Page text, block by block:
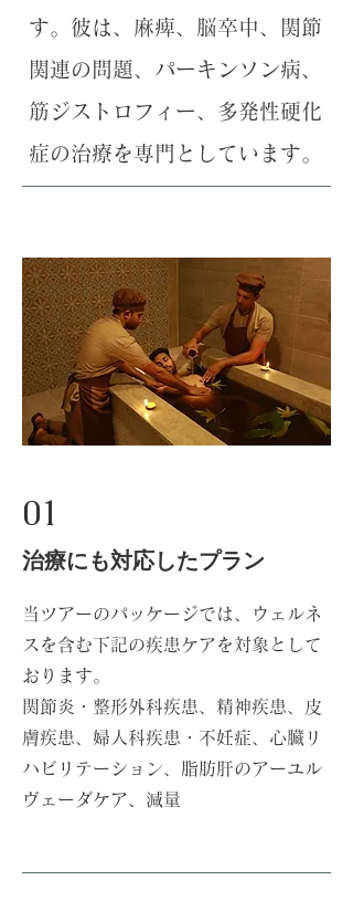
す。彼は、麻痺、脳卒中、関節
関連の問題、パーキンソン病、
筋ジストロフィー、多発性硬化
症の治療を専門としています。
01
​治療にも対応したプラン
当ツアーのパッケージでは、ウェルネ
スを含む下記の疾患ケアを対象として
おります。
関節炎・整形外科疾患、精神疾患、皮
膚疾患、婦人科疾患・不妊症、心臓リ
ハビリテーション、脂肪肝のアーユル
ヴェーダケア、減量